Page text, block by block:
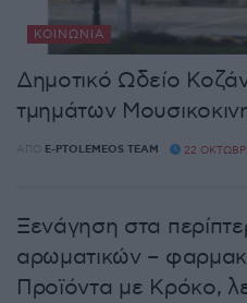
ΚΟΙΝΩΝΊΑ
Δημοτικό Ωδείο
τμημάτων
ΑΠΌ E-PTOLEMEOS TEAM 22
Ξενάγηση στα
αρωματικών –
Προϊόντα με Κρόκο,